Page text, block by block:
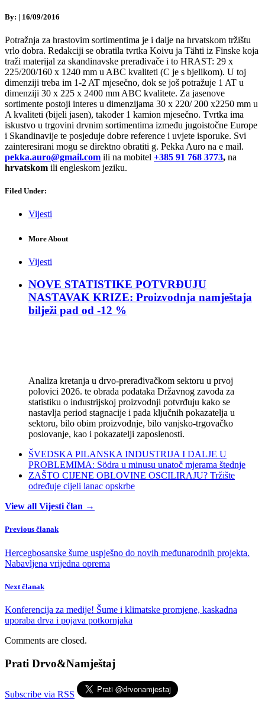
By: | 16/09/2016
Potražnja za hrastovim sortimentima je i dalje na hrvatskom tržištu
vrlo dobra. Redakciji se obratila tvrtka Koivu ja Tähti iz Finske koja
traži materijal za skandinavske prerađivače i to HRAST: 29 x
225/200/160 x 1240 mm u ABC kvaliteti (C je s bjelikom). U toj
dimenziji treba im 1-2 AT mjesečno, dok se još potražuje 1 AT u
dimenziji 30 x 225 x 2400 mm ABC kvalitete. Za jasenove
sortimente postoji interes u dimenzijama 30 x 220/ 200 x2250 mm u
A kvaliteti (bijeli jasen), također 1 kamion mjesečno. Tvrtka ima
iskustvo u trgovini drvnim sortimentima između jugoistočne Europe
i Skandinavije te posjeduje dobre reference i uvjete isporuke. Svi
zainteresirani mogu se direktno obratiti g. Pekka Auro na e mail.
pekka.auro@gmail.com ili na mobitel +385 91 768 3773, na
hrvatskom ili engleskom jeziku.
Filed Under:
Vijesti
More About
Vijesti
NOVE STATISTIKE POTVRĐUJU
NASTAVAK KRIZE: Proizvodnja namještaja
bilježi pad od -12 %
Analiza kretanja u drvo-prerađivačkom sektoru u prvoj
polovici 2026. te obrada podataka Državnog zavoda za
statistiku o industrijskoj proizvodnji potvrđuju kako se
nastavlja period stagnacije i pada ključnih pokazatelja u
sektoru, bilo obim proizvodnje, bilo vanjsko-trgovačko
poslovanje, kao i pokazatelji zaposlenosti.
ŠVEDSKA PILANSKA INDUSTRIJA I DALJE U
PROBLEMIMA: Södra u minusu unatoč mjerama štednje
ZAŠTO CIJENE OBLOVINE OSCILIRAJU? Tržište
određuje cijeli lanac opskrbe
View all Vijesti član →
Previous članak
Hercegbosanske šume uspješno do novih međunarodnih projekta.
Nabavljena vrijedna oprema
Next članak
Konferencija za medije! Šume i klimatske promjene, kaskadna
uporaba drva i pojava potkornjaka
Comments are closed.
Prati Drvo&Namještaj
Subscribe via RSS